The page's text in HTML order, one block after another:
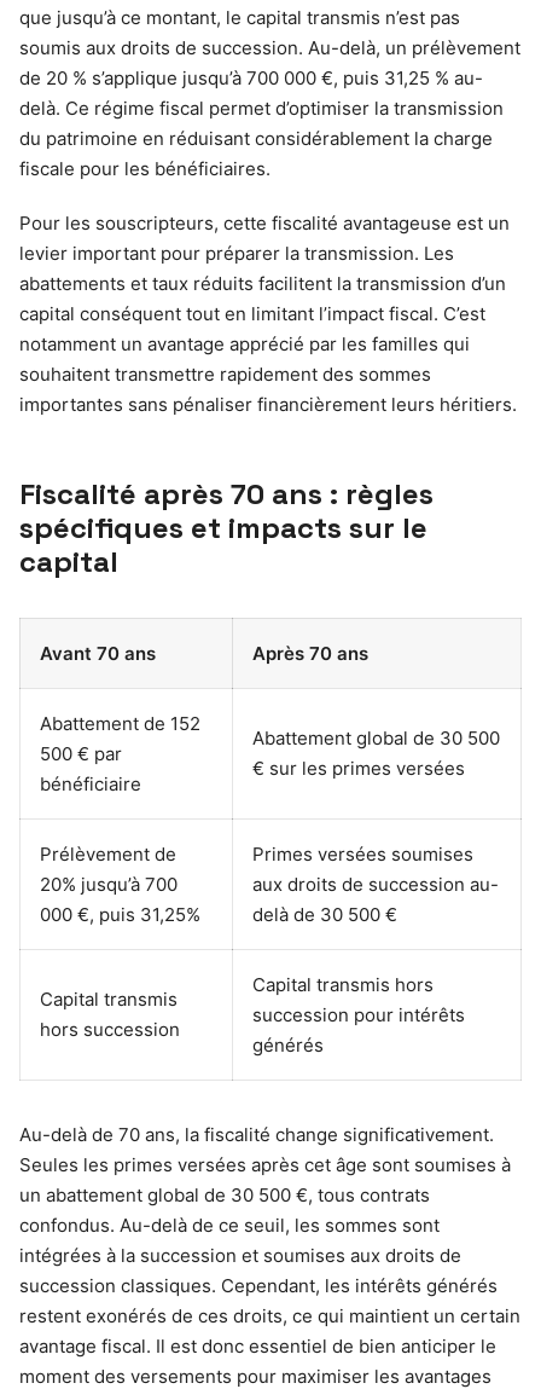
que jusqu’à ce montant, le capital transmis n’est pas
soumis aux droits de succession. Au-delà, un prélèvement
de 20 % s’applique jusqu’à 700 000 €, puis 31,25 % au-
delà. Ce régime fiscal permet d’optimiser la transmission
du patrimoine en réduisant considérablement la charge
fiscale pour les bénéficiaires.
Pour les souscripteurs, cette fiscalité avantageuse est un
levier important pour préparer la transmission. Les
abattements et taux réduits facilitent la transmission d’un
capital conséquent tout en limitant l’impact fiscal. C’est
notamment un avantage apprécié par les familles qui
souhaitent transmettre rapidement des sommes
importantes sans pénaliser financièrement leurs héritiers.
Fiscalité après 70 ans : règles
spécifiques et impacts sur le
capital
Avant 70 ans Après 70 ans
Abattement de 152
500 € par
bénéficiaire
Abattement global de 30 500
€ sur les primes versées
Prélèvement de
20% jusqu’à 700
000 €, puis 31,25%
Primes versées soumises
aux droits de succession au-
delà de 30 500 €
Capital transmis
hors succession
Capital transmis hors
succession pour intérêts
générés
Au-delà de 70 ans, la fiscalité change significativement.
Seules les primes versées après cet âge sont soumises à
un abattement global de 30 500 €, tous contrats
confondus. Au-delà de ce seuil, les sommes sont
intégrées à la succession et soumises aux droits de
succession classiques. Cependant, les intérêts générés
restent exonérés de ces droits, ce qui maintient un certain
avantage fiscal. Il est donc essentiel de bien anticiper le
moment des versements pour maximiser les avantages